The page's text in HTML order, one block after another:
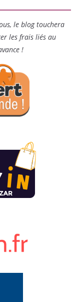
le blog touchera
les frais liés au
!